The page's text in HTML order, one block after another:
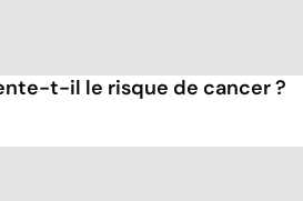
t-il le risque de cancer ?